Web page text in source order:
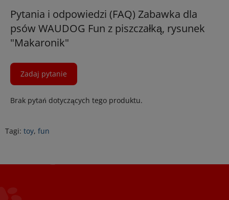
Pytania i odpowiedzi (FAQ) Zabawka dla
psów WAUDOG Fun z piszczałką, rysunek
"Makaronik"
Zadaj pytanie
Brak pytań dotyczących tego produktu.
Tagi: toy, fun